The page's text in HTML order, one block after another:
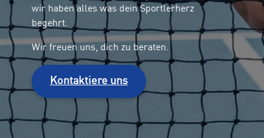
wir haben alles was dein Sportlerherz
begehrt.
Wir freuen uns, dich zu beraten.
Kontaktiere uns